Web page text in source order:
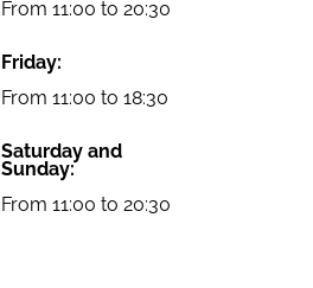
From 11:00 to 20:30
Friday:
From 11:00 to 18:30
Saturday and
Sunday:
From 11:00 to 20:30